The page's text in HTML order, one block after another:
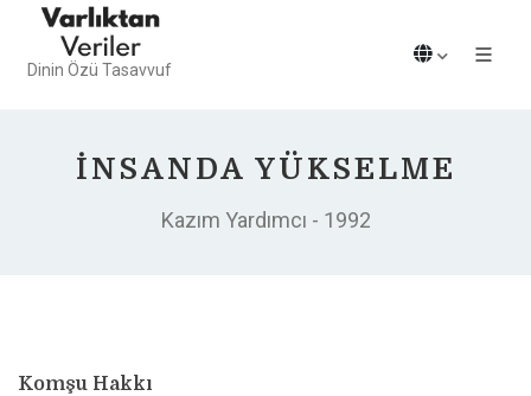
Dinin Özü Tasavvuf
İNSANDA YÜKSELME
Kazım Yardımcı - 1992
Komşu Hakkı